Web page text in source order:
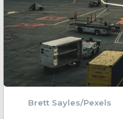
Brett Sayles/Pexels